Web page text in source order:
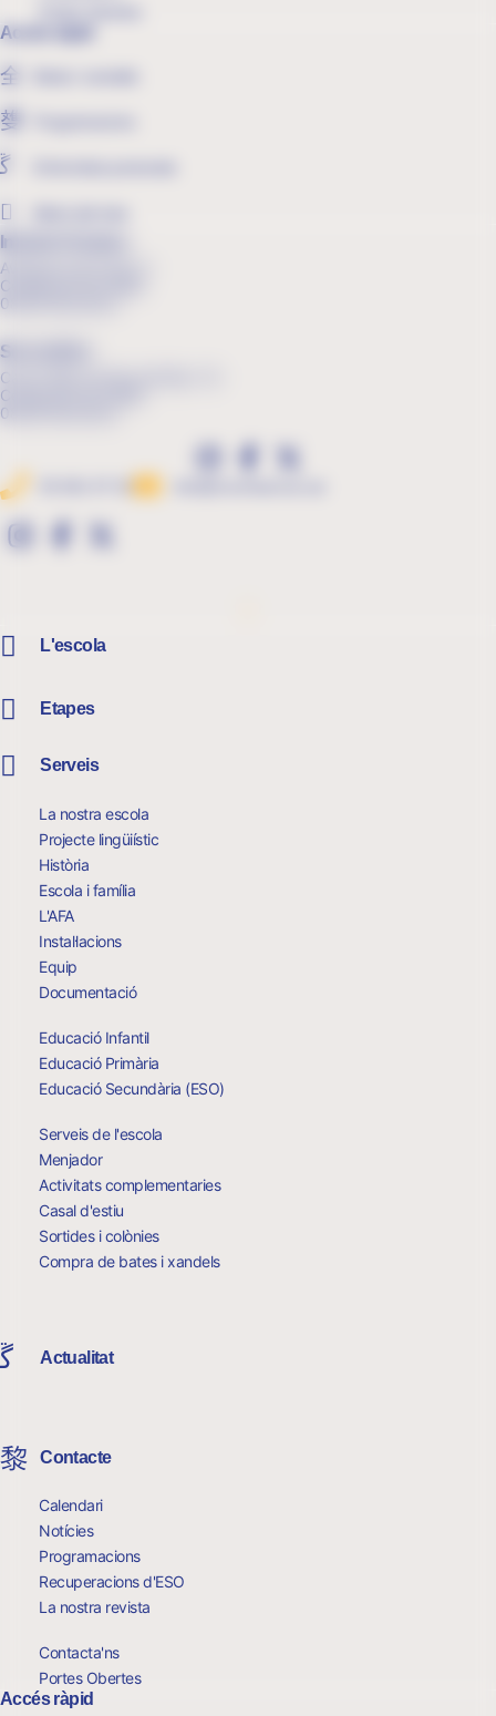
Accés ràpid
Avinguda Sant Iscle, 6
Cerdanyola del Vallès
08290 Barcelona
Secundària
Carrer Mare de Déu del Pilar, 113
Cerdanyola del Vallès
08290 Barcelona
L'escola
Etapes
Serveis
La nostra escola
Projecte lingüiístic
Història
Escola i família
L'AFA
Instal·lacions
Equip
Documentació
Educació Infantil
Educació Primària
Educació Secundària (ESO)
Serveis de l'escola
Menjador
Activitats complementaries
Casal d'estiu
Sortides i colònies
Compra de bates i xandels
Actualitat
Contacte
Calendari
Notícies
Programacions
Recuperacions d'ESO
La nostra revista
Contacta'ns
Portes Obertes
Accés ràpid